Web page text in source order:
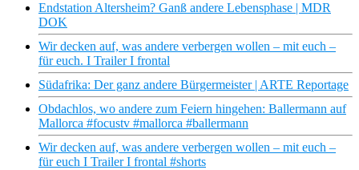
Endstation Altersheim? Ganß andere Lebensphase | MDR
DOK
Wir decken auf, was andere verbergen wollen – mit euch –
für euch. I Trailer I frontal
Südafrika: Der ganz andere Bürgermeister | ARTE Reportage
Obdachlos, wo andere zum Feiern hingehen: Ballermann auf
Mallorca #focustv #mallorca #ballermann
Wir decken auf, was andere verbergen wollen – mit euch –
für euch I Trailer I frontal #shorts